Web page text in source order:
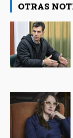
OTRAS